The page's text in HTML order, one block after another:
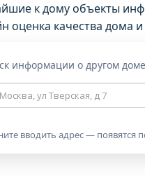
к дому объекты
оценка качества дома
информации о другом
вводить адрес — появятся